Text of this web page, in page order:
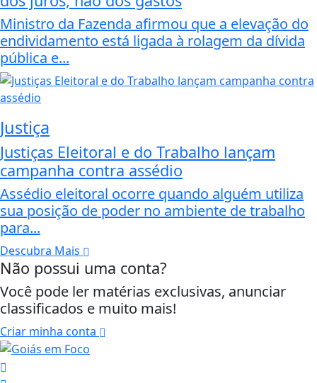
Ministro da Fazenda afirmou que a elevação do
endividamento está ligada à rolagem da dívida
pública e...
Justiça
Justiças Eleitoral e do Trabalho lançam
campanha contra assédio
Assédio eleitoral ocorre quando alguém utiliza
sua posição de poder no ambiente de trabalho
para...
Descubra Mais
Não possui uma conta?
Você pode ler matérias exclusivas, anunciar
classificados e muito mais!
Criar minha conta